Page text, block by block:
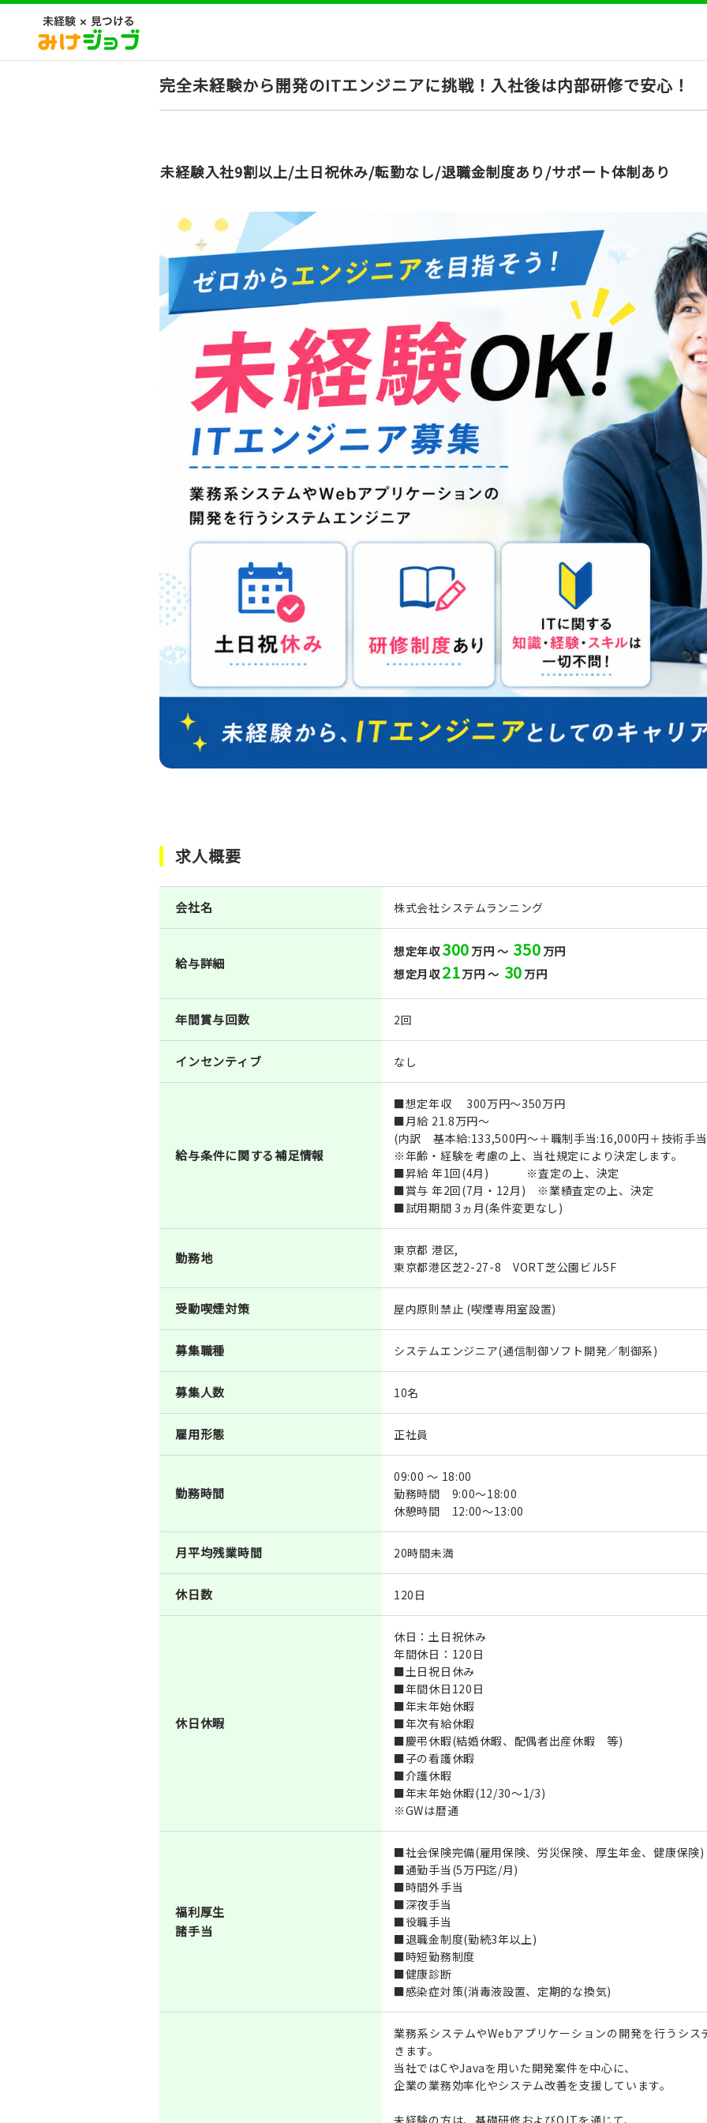
完全未経験から開発のITエンジニアに挑戦！入社後は内部研修で安心！
未経験入社9割以上/土日祝休み/転勤なし/退職金制度あり/サポート体制あり
求人概要
会社名 株式会社システムランニング
給与詳細
想定年収300 万円 ～ 350 万円
想定月収21万円 ～ 30 万円
年間賞与回数 2回
インセンティブ なし
給与条件に関する補足情報
■想定年収 300万円～350万円
■月給 21.8万円～
(内訳 基本給:133,500円～＋職制手当:16,000円＋技術手
※年齢・経験を考慮の上、当社規定により決定します。
■昇給 年1回(4月) ※査定の上、決定
■賞与 年2回(7月・12月) ※業績査定の上、決定
■試用期間 3ヵ月(条件変更なし)
勤務地
東京都 港区,
東京都港区芝2-27-8 VORT芝公園ビル5F
受動喫煙対策 屋内原則禁止 (喫煙専用室設置)
募集職種 システムエンジニア(通信制御ソフト開発／制御系)
募集人数 10名
雇用形態 正社員
勤務時間
09:00 ～ 18:00
勤務時間 9:00～18:00
休憩時間 12:00～13:00
月平均残業時間 20時間未満
休日数 120日
休日休暇
休日：土日祝休み
年間休日：120日
■土日祝日休み
■年間休日120日
■年末年始休暇
■年次有給休暇
■慶弔休暇(結婚休暇、配偶者出産休暇 等)
■子の看護休暇
■介護休暇
■年末年始休暇(12/30～1/3)
※GWは暦通
福利厚生
諸手当
■社会保険完備(雇用保険、労災保険、厚生年金、健康保険)
■通勤手当(5万円迄/月)
■時間外手当
■深夜手当
■役職手当
■退職金制度(勤続3年以上)
■時短勤務制度
■健康診断
■感染症対策(消毒液設置、定期的な換気)
業務系システムやWebアプリケーションの開発を行うシ
きます。
当社ではCやJavaを用いた開発案件を中心に、
企業の業務効率化やシステム改善を支援しています。
未経験の方は、基礎研修およびOJTを通じて、